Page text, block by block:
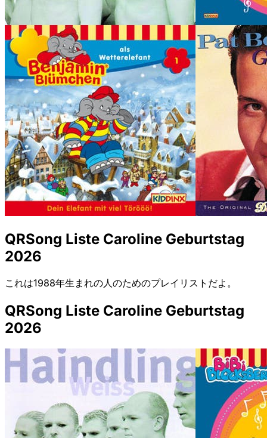
QRSong Liste Caroline Geburtstag
2026
これは1988年生まれの人のためのプレイリストだよ。
QRSong Liste Caroline Geburtstag
2026